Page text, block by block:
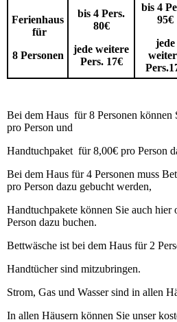
Ferienhaus
für
8 Personen
bis 4 Pers.
80€
jede weitere
Pers. 17€
bis 4
95€
jede
Bei dem Haus für 8 Personen
pro Person und
Handtuchpaket für 8,00€ pro Person
Bei dem Haus für 4 Personen muss
pro Person dazu gebucht werden,
Handtuchpakete können Sie auch
Person dazu buchen.
Bettwäsche ist bei dem Haus für 2
Handtücher sind mitzubringen.
Strom, Gas und Wasser sind in allen
In allen Häusern können Sie unser